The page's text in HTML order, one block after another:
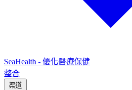
SeaHealth - 優化醫療保健
整合
渠道